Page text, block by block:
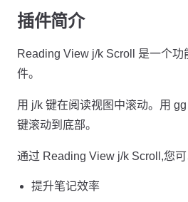
插件简介
Reading View j/k Scroll 是一个
件。
用 j/k 键在阅读视图中滚动。用
键滚动到底部。
通过 Reading View j/k Scroll,您可
提升笔记效率